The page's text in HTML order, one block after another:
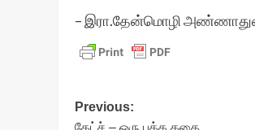
– இரா.தேன்மொழி
Post
Previous:
கேட்ச் – ஒரு பக்க கதை